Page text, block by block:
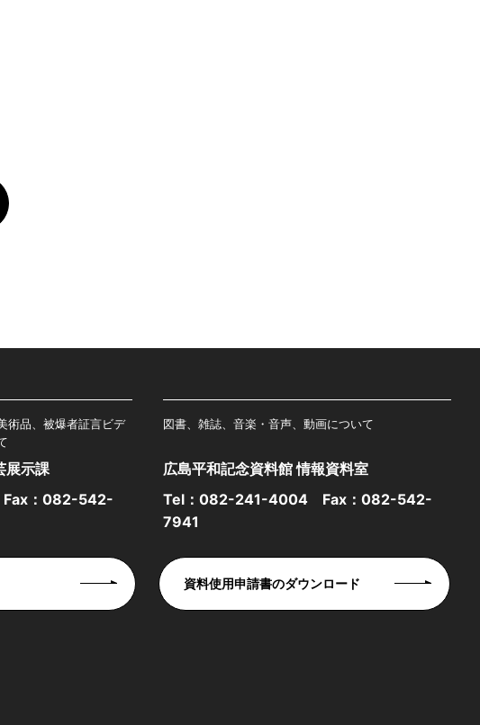
術品、被爆者証言ビデ
展示課
：082-542-
図書、雑誌、音楽・音声、動画について
広島平和記念資料館 情報資料室
Tel： 082-241-4004 Fax：082-542-
7941
資料使用申請書のダウンロード